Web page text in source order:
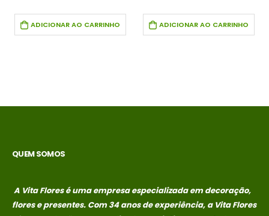
ADICIONAR AO CARRINHO ADICIONAR AO CARRINHO
R$389,00no
entre em
loja)
R$389,00no
loja)
QUEM SOMOS
A Vita Flores é uma empresa especializada em decoração,
flores e presentes. Com 34 anos de experiência, a Vita Flores